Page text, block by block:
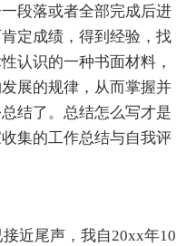
段落或者全部完成后进
定成绩，得到经验，找
认识的一种书面材料，
展的规律，从而掌握并
结了。总结怎么写才是
集的工作总结与自我评
近尾声，我自20xx年10